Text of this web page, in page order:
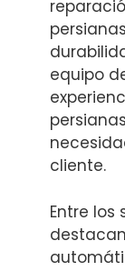
equipo
cliente.
Entre los